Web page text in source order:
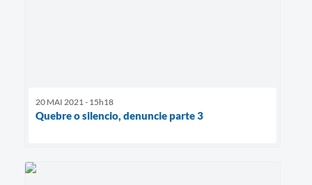
20 MAI 2021 - 15h18
Quebre o silencio, denuncie parte 3